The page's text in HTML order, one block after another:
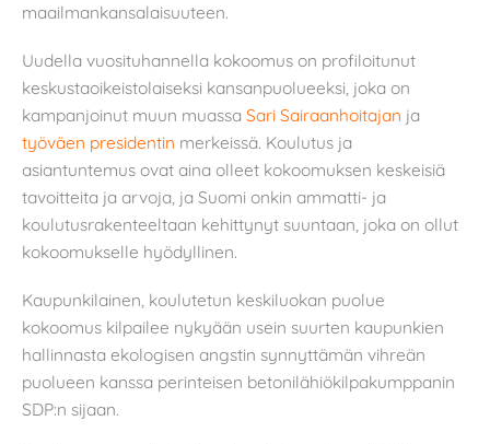
maailmankansalaisuuteen.
Uudella vuosituhannella kokoomus on profiloitunut
keskustaoikeistolaiseksi kansanpuolueeksi, joka on
kampanjoinut muun muassa Sari Sairaanhoitajan ja
työväen presidentin merkeissä. Koulutus ja
asiantuntemus ovat aina olleet kokoomuksen keskeisiä
tavoitteita ja arvoja, ja Suomi onkin ammatti- ja
koulutusrakenteeltaan kehittynyt suuntaan, joka on ollut
kokoomukselle hyödyllinen.
Kaupunkilainen, koulutetun keskiluokan puolue
kokoomus kilpailee nykyään usein suurten kaupunkien
hallinnasta ekologisen angstin synnyttämän vihreän
puolueen kanssa perinteisen betonilähiökilpakumppanin
SDP:n sijaan.